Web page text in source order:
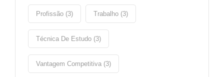
Profissão (3) Trabalho (3)
Técnica De Estudo (3)
Vantagem Competitiva (3)